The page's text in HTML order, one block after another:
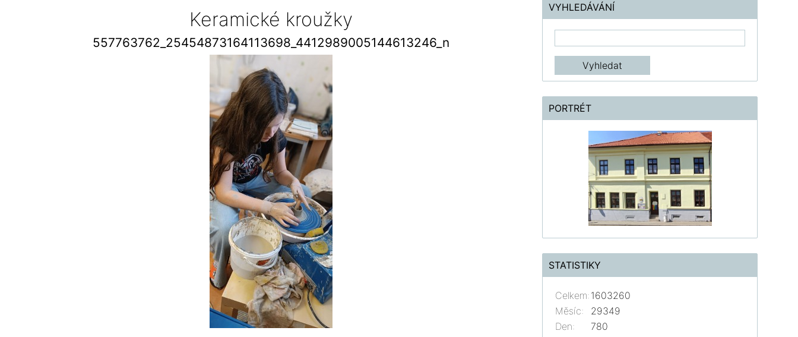
Keramické kroužky
557763762_25454873164113698_4412989005144613246_n
VYHLEDÁVÁNÍ
PORTRÉT
STATISTIKY
Celkem: 1603260
Měsíc:
29349
Den:
780